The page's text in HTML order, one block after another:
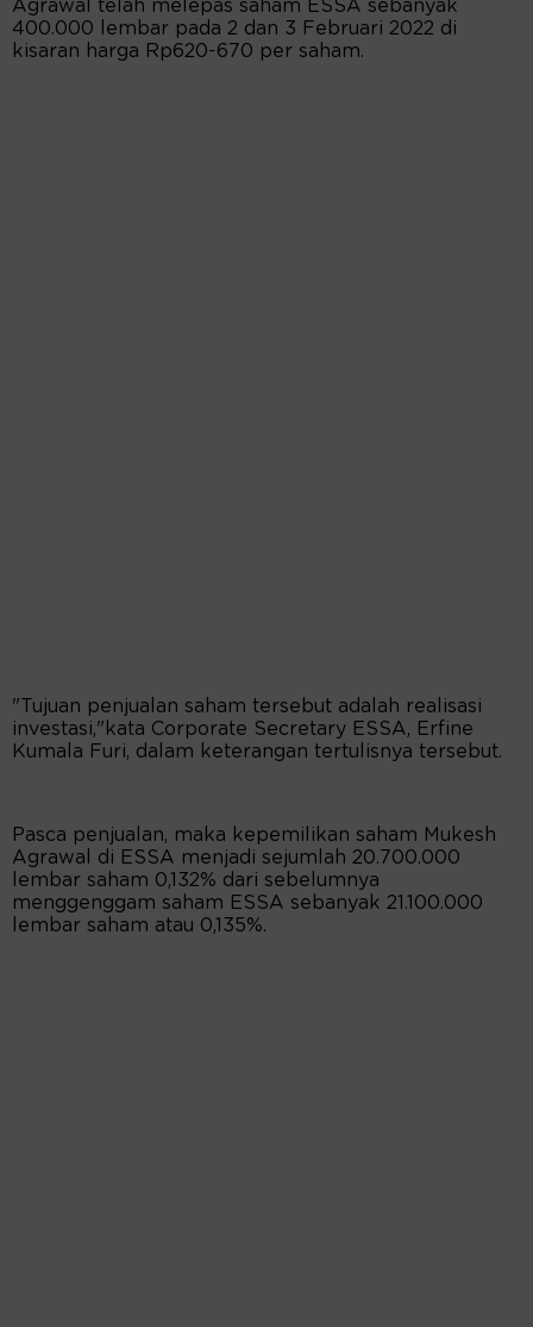
Agrawal telah melepas saham ESSA sebanyak
400.000 lembar pada 2 dan 3 Februari 2022 di
kisaran harga Rp620-670 per saham.
"Tujuan penjualan saham tersebut adalah realisasi
investasi,"kata Corporate Secretary ESSA, Erfine
Kumala Furi, dalam keterangan tertulisnya tersebut.
Pasca penjualan, maka kepemilikan saham Mukesh
Agrawal di ESSA menjadi sejumlah 20.700.000
lembar saham 0,132% dari sebelumnya
menggenggam saham ESSA sebanyak 21.100.000
lembar saham atau 0,135%.